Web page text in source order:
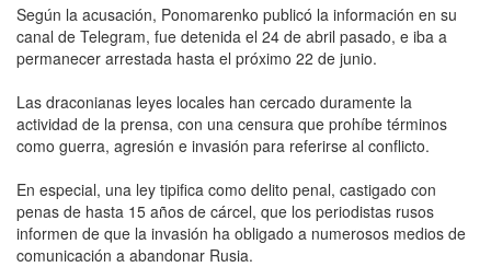
Según la acusación, Ponomarenko publicó la información en su
canal de Telegram, fue detenida el 24 de abril pasado, e iba a
permanecer arrestada hasta el próximo 22 de junio.
Las draconianas leyes locales han cercado duramente la
actividad de la prensa, con una censura que prohíbe términos
como guerra, agresión e invasión para referirse al conflicto.
En especial, una ley tipifica como delito penal, castigado con
penas de hasta 15 años de cárcel, que los periodistas rusos
informen de que la invasión ha obligado a numerosos medios de
comunicación a abandonar Rusia.